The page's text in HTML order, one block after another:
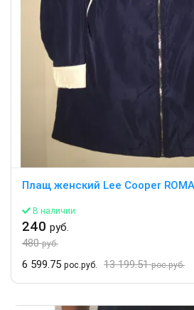
Плащ женский Lee Cooper
В наличии
240 руб.
480руб.
6 599.75 рос.руб. 13 199.51рос.руб.